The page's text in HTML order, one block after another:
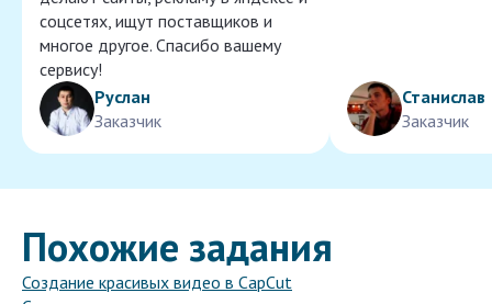
соцсетях, ищут поставщиков и
многое другое. Спасибо вашему
сервису!
Руслан
Заказчик
Станислав
Заказчик
Похожие задания
Создание красивых видео в CapCut